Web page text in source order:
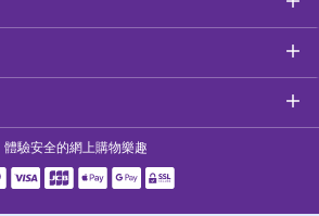
體驗安全的網上購物樂趣